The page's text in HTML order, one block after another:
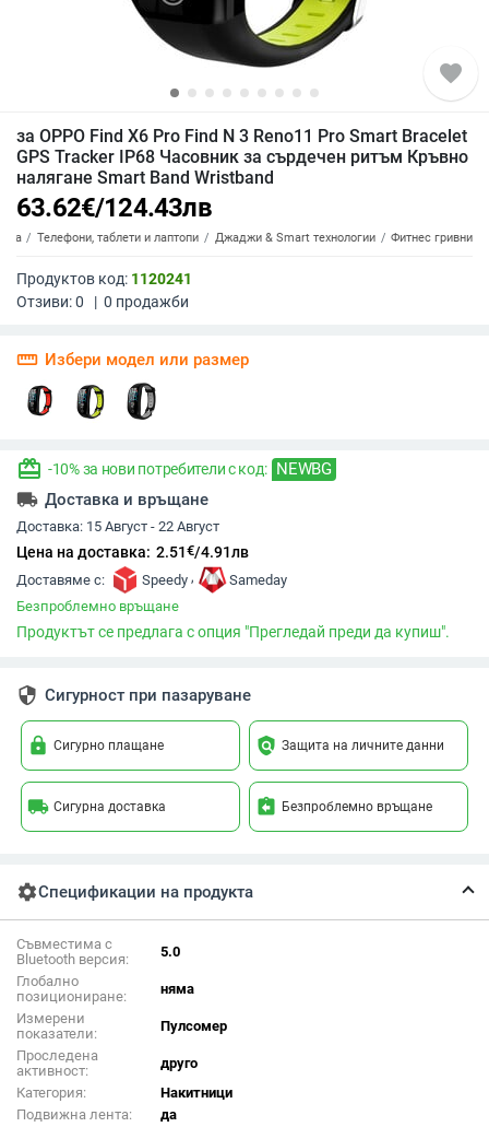
favorite
за OPPO Find X6 Pro Find N 3 Reno11 Pro Smart Bracelet
GPS Tracker IP68 Часовник за сърдечен ритъм Кръвно
налягане Smart Band Wristband
63.62€/124.43лв
Телефони, таблети и лаптопи Джаджи & Smart технологии Фитнес гривни
Продуктов код: 1120241
Отзиви:0 | 0 продажби
straighten Избери модел или размер
redeem -10% за нови потребители с код: NEWBG
local_shipping Доставка и връщане
Доставка: 15 Август - 22 Август
Цена на доставка: 2.51€/4.91лв
Доставяме с: Speedy ,
Sameday
Безпроблемно връщане
Продуктът се предлага с опция "Прегледай преди да купиш".
security Сигурност при пазаруване
lock Сигурно плащане policy Защита на личните данни
local_shipping Сигурна доставка assignment_return Безпроблемно връщане
settingsСпецификации на продукта
Съвместима с
Bluetooth версия:
5.0
Глобално
позициониране:
няма
Измерени
показатели:
Пулсомер
Проследена
активност:
друго
Категория:
Накитници
Подвижна лента:
да